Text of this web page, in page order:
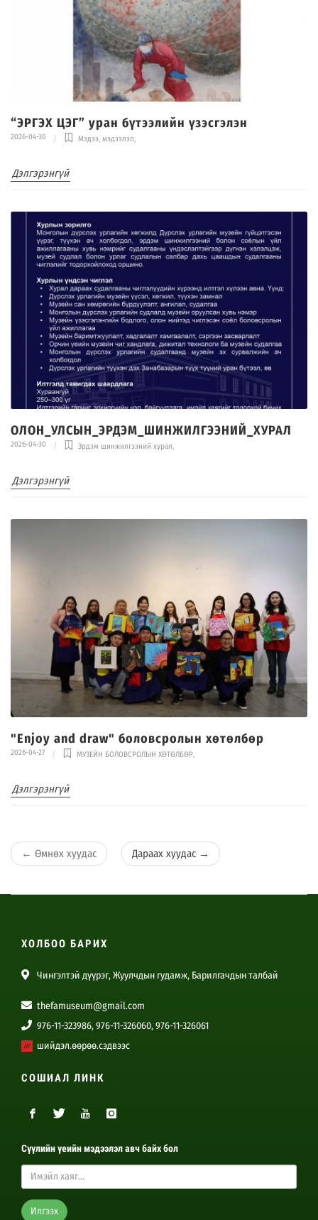
“ЭРГЭХ ЦЭГ” уран бүтээлийн үзэсгэлэн
2026-04-30 Мэдээ, мэдээлэл
Дэлгэрэнгүй
ОЛОН_УЛСЫН_ЭРДЭМ_ШИНЖИЛГЭЭНИЙ_ХУРАЛ
2026-04-30 Эрдэм шинжилгээний хурал,
Дэлгэрэнгүй
"Enjoy and draw" боловсролын хөтөлбөр
2026-04-27 МУЗЕЙН БОЛОВСРОЛЫН ХӨТӨЛБӨР,
Дэлгэрэнгүй
← Өмнөх хуудас Дараах хуудас →
ХОЛБОО БАРИХ
Чингэлтэй дүүрэг, Жуулчдын гудамж, Барилгачдын талбай
thefamuseum@gmail.com
976-11-323986, 976-11-326060, 976-11-326061
шийдэл.өөрөө.сэдвээс
СОШИАЛ ЛИНК
Сүүлийн үеийн мэдээлэл авч байх бол
Илгээх